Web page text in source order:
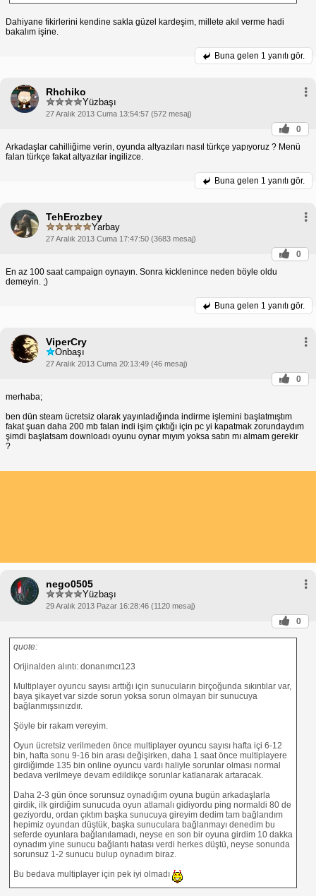
Dahiyane fikirlerini kendine sakla güzel kardeşim, millete akıl verme hadi
bakalım işine.
Buna gelen 1 yanıtı gör.
Rhchiko
Yüzbaşı
27 Aralık 2013 Cuma 13:54:57 (572 mesaj)
0
Arkadaşlar cahilliğime verin, oyunda altyazıları nasıl türkçe yapıyoruz ? Menü
falan türkçe fakat altyazılar ingilizce.
Buna gelen 1 yanıtı gör.
TehErozbey
Yarbay
27 Aralık 2013 Cuma 17:47:50 (3683 mesaj)
0
En az 100 saat campaign oynayın. Sonra kicklenince neden böyle oldu
demeyin. ;)
Buna gelen 1 yanıtı gör.
ViperCry
Onbaşı
27 Aralık 2013 Cuma 20:13:49 (46 mesaj)
0
merhaba;
ben dün steam ücretsiz olarak yayınladığında indirme işlemini başlatmıştım
fakat şuan daha 200 mb falan indi işim çıktığı için pc yi kapatmak zorundaydım
şimdi başlatsam downloadı oyunu oynar mıyım yoksa satın mı almam gerekir
?
nego0505
Yüzbaşı
29 Aralık 2013 Pazar 16:28:46 (1120 mesaj)
0
quote:
Orijinalden alıntı: donanımcı123
Multiplayer oyuncu sayısı arttığı için sunucuların birçoğunda sıkıntılar var,
baya şikayet var sizde sorun yoksa sorun olmayan bir sunucuya
bağlanmışsınızdır.
Şöyle bir rakam vereyim.
Oyun ücretsiz verilmeden önce multiplayer oyuncu sayısı hafta içi 6-12
bin, hafta sonu 9-16 bin arası değişirken, daha 1 saat önce multiplayere
girdiğimde 135 bin online oyuncu vardı haliyle sorunlar olması normal
bedava verilmeye devam edildikçe sorunlar katlanarak artaracak.
Daha 2-3 gün önce sorunsuz oynadığım oyuna bugün arkadaşlarla
girdik, ilk girdiğim sunucuda oyun atlamalı gidiyordu ping normaldi 80 de
geziyordu, ordan çıktım başka sunucuya gireyim dedim tam bağlandım
hepimiz oyundan düştük, başka sunuculara bağlanmayı denedim bu
seferde oyunlara bağlanılamadı, neyse en son bir oyuna girdim 10 dakka
oynadım yine sunucu bağlantı hatası verdi herkes düştü, neyse sonunda
sorunsuz 1-2 sunucu bulup oynadım biraz.
Bu bedava multiplayer için pek iyi olmadı